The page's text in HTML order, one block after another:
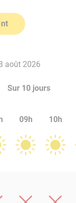
août 2026
Sur 10 jours
09h 10h